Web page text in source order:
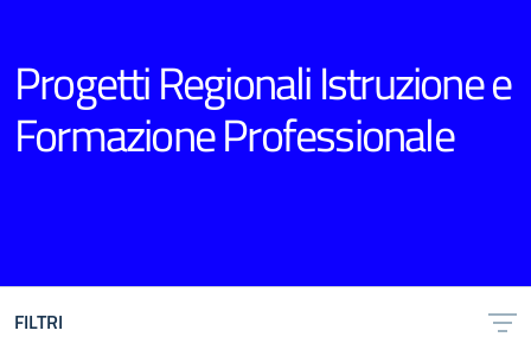
Progetti Regionali Istruzione e
Formazione Professionale
FILTRI